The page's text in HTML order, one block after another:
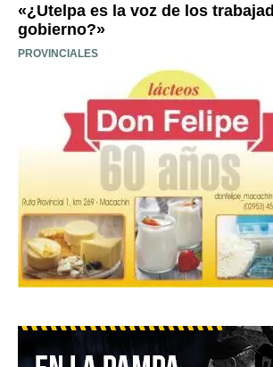
«¿Utelpa es la voz de los
gobierno?»
PROVINCIALES